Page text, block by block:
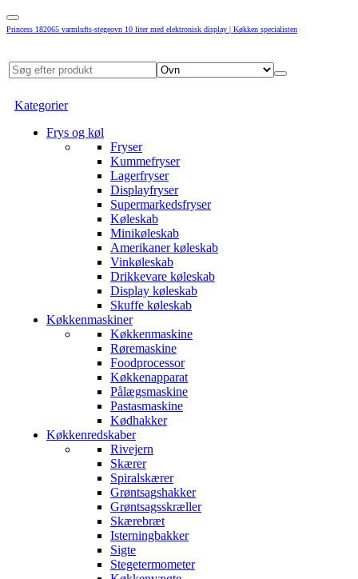
Princess 182065 varmlufts-stegeovn 10 liter med elektronisk display | Køkken specialisten
Kategorier
Frys og køl
Fryser
Kummefryser
Lagerfryser
Displayfryser
Supermarkedsfryser
Køleskab
Minikøleskab
Amerikaner køleskab
Vinkøleskab
Drikkevare køleskab
Display køleskab
Skuffe køleskab
Køkkenmaskiner
Køkkenmaskine
Røremaskine
Foodprocessor
Køkkenapparat
Pålægsmaskine
Pastasmaskine
Kødhakker
Køkkenredskaber
Rivejern
Skærer
Spiralskærer
Grøntsagshakker
Grøntsagsskræller
Skærebræt
Isterningbakker
Sigte
Stegetermometer